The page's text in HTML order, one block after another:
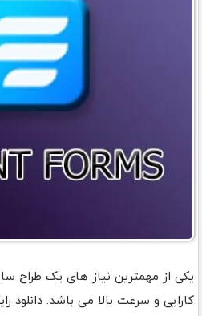
یکی از مهمترین نیاز های یک طراح